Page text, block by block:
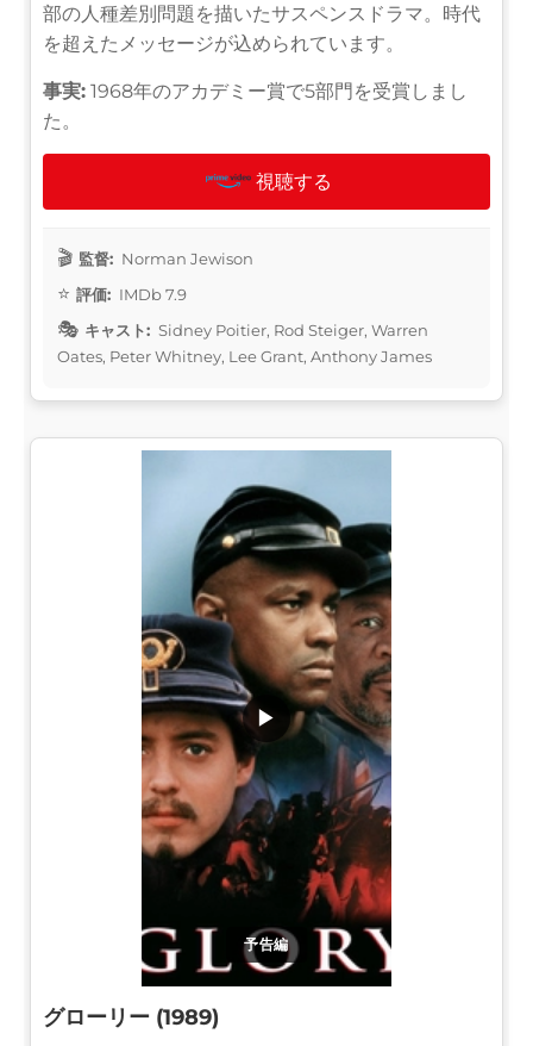
部の人種差別問題を描いたサスペンスドラマ。時代
を超えたメッセージが込められています。
事実: 1968年のアカデミー賞で5部門を受賞しまし
た。
視聴する
監督: Norman Jewison
評価: IMDb 7.9
キャスト: Sidney Poitier, Rod Steiger, Warren
Oates, Peter Whitney, Lee Grant, Anthony James
予告編
▶
グローリー (1989)